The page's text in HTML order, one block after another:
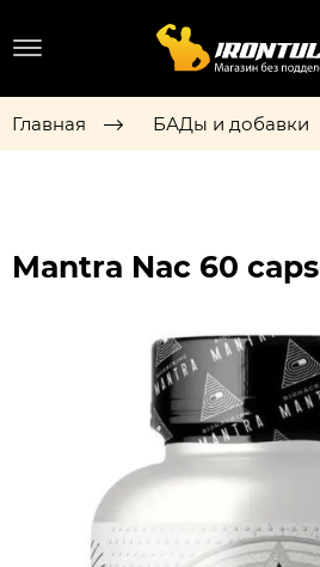
Главная БАДы и добавки
Mantra Nac 60 caps